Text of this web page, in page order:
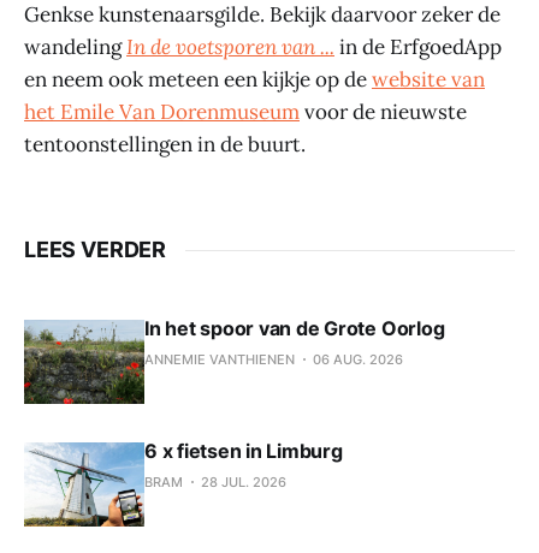
Genkse kunstenaarsgilde. Bekijk daarvoor zeker de
wandelingIn de voetsporen van ... in de ErfgoedApp
en neem ook meteen een kijkje op dewebsite van
het Emile Van Dorenmuseumvoor de nieuwste
tentoonstellingen in de buurt.
LEES VERDER
In het spoor van de Grote Oorlog
ANNEMIE VANTHIENEN 06 AUG. 2026
6 x fietsen in Limburg
BRAM 28 JUL. 2026